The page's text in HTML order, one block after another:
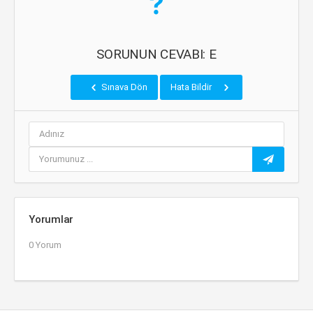
SORUNUN CEVABI: E
Sınava Dön Hata Bildir
Yorumlar
0 Yorum